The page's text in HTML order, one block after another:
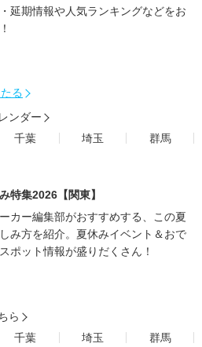
延期情報や人気ランキングなどをお
る
ンダー
千葉 埼玉
群馬
特集2026【関東】
カー編集部がおすすめする、この夏
み方を紹介。夏休みイベント＆おで
ポット情報が盛りだくさん！
ら
千葉 埼玉
群馬